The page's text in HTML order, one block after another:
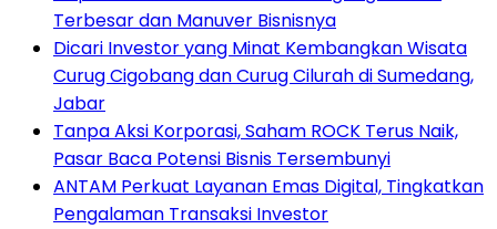
Terbesar dan Manuver Bisnisnya
Dicari Investor yang Minat Kembangkan Wisata
Curug Cigobang dan Curug Cilurah di Sumedang,
Jabar
Tanpa Aksi Korporasi, Saham ROCK Terus Naik,
Pasar Baca Potensi Bisnis Tersembunyi
ANTAM Perkuat Layanan Emas Digital, Tingkatkan
Pengalaman Transaksi Investor